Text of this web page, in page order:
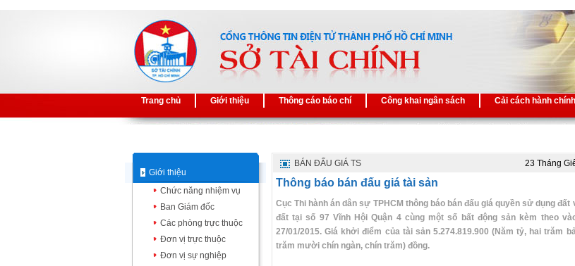
Trang chủ Giới thiệu Thông cáo báo chí Công khai ngân sách Cải cách hành chính
Giới thiệu
Chức năng nhiệm vụ
Ban Giám đốc
Các phòng trực thuộc
Đơn vị trực thuộc
Đơn vị sự nghiệp
BÁN ĐẤU GIÁ TS 23 Tháng
Thông báo bán đấu giá tài sản
Cục Thi hành án dân sự TPHCM thông báo bán đấu giá quyền sử dụng
đất tại số 97 Vĩnh Hội Quận 4 cùng một số bất động sản kèm theo
27/01/2015. Giá khởi điểm của tài sản 5.274.819.900 (Năm tỷ, hai trăm
trăm mười chín ngàn, chín trăm) đồng.